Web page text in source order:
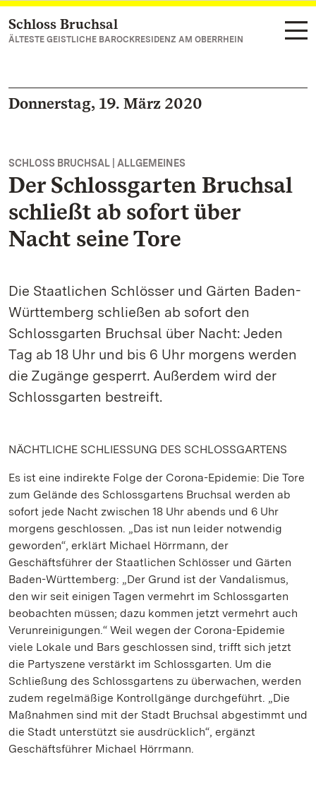
Zum Hauptinhalt springen
Schloss Bruchsal
ÄLTESTE GEISTLICHE BAROCKRESIDENZ AM OBERRHEIN
Donnerstag, 19. März 2020
SCHLOSS BRUCHSAL | ALLGEMEINES
Der Schlossgarten Bruchsal
schließt ab sofort über
Nacht seine Tore
Die Staatlichen Schlösser und Gärten Baden-
Württemberg schließen ab sofort den
Schlossgarten Bruchsal über Nacht: Jeden
Tag ab 18 Uhr und bis 6 Uhr morgens werden
die Zugänge gesperrt. Außerdem wird der
Schlossgarten bestreift.
NÄCHTLICHE SCHLIESSUNG DES SCHLOSSGARTENS
Es ist eine indirekte Folge der Corona-Epidemie: Die Tore
zum Gelände des Schlossgartens Bruchsal werden ab
sofort jede Nacht zwischen 18 Uhr abends und 6 Uhr
morgens geschlossen. „Das ist nun leider notwendig
geworden“, erklärt Michael Hörrmann, der
Geschäftsführer der Staatlichen Schlösser und Gärten
Baden-Württemberg: „Der Grund ist der Vandalismus,
den wir seit einigen Tagen vermehrt im Schlossgarten
beobachten müssen; dazu kommen jetzt vermehrt auch
Verunreinigungen.“ Weil wegen der Corona-Epidemie
viele Lokale und Bars geschlossen sind, trifft sich jetzt
die Partyszene verstärkt im Schlossgarten. Um die
Schließung des Schlossgartens zu überwachen, werden
zudem regelmäßige Kontrollgänge durchgeführt. „Die
Maßnahmen sind mit der Stadt Bruchsal abgestimmt und
die Stadt unterstützt sie ausdrücklich“, ergänzt
Geschäftsführer Michael Hörrmann.